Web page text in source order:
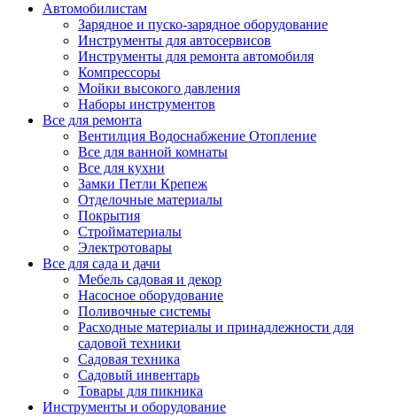
Автомобилистам
Зарядное и пуско-зарядное оборудование
Инструменты для автосервисов
Инструменты для ремонта автомобиля
Компрессоры
Мойки высокого давления
Наборы инструментов
Все для ремонта
Вентилция Водоснабжение Отопление
Все для ванной комнаты
Все для кухни
Замки Петли Крепеж
Отделочные материалы
Покрытия
Стройматериалы
Электротовары
Все для сада и дачи
Мебель садовая и декор
Насосное оборудование
Поливочные системы
Расходные материалы и принадлежности для
садовой техники
Садовая техника
Садовый инвентарь
Товары для пикника
Инструменты и оборудование